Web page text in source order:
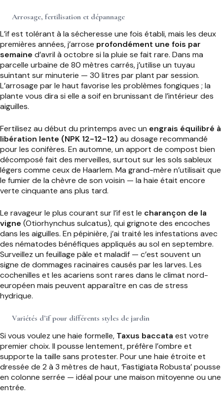
Arrosage, fertilisation et dépannage
L’if est tolérant à la sécheresse une fois établi, mais les deux
premières années, j’arrose profondément une fois par
semaine d’avril à octobre si la pluie se fait rare. Dans ma
parcelle urbaine de 80 mètres carrés, j’utilise un tuyau
suintant sur minuterie — 30 litres par plant par session.
L’arrosage par le haut favorise les problèmes fongiques ; la
plante vous dira si elle a soif en brunissant de l’intérieur des
aiguilles.
Fertilisez au début du printemps avec un engrais équilibré à
libération lente (NPK 12-12-12) au dosage recommandé
pour les conifères. En automne, un apport de compost bien
décomposé fait des merveilles, surtout sur les sols sableux
légers comme ceux de Haarlem. Ma grand-mère n’utilisait que
le fumier de la chèvre de son voisin — la haie était encore
verte cinquante ans plus tard.
Le ravageur le plus courant sur l’if est le charançon de la
vigne (Otiorhynchus sulcatus), qui grignote des encoches
dans les aiguilles. En pépinière, j’ai traité les infestations avec
des nématodes bénéfiques appliqués au sol en septembre.
Surveillez un feuillage pâle et maladif — c’est souvent un
signe de dommages racinaires causés par les larves. Les
cochenilles et les acariens sont rares dans le climat nord-
européen mais peuvent apparaître en cas de stress
hydrique.
Variétés d’if pour différents styles de jardin
Si vous voulez une haie formelle, Taxus baccata est votre
premier choix. Il pousse lentement, préfère l’ombre et
supporte la taille sans protester. Pour une haie étroite et
dressée de 2 à 3 mètres de haut, ‘Fastigiata Robusta’ pousse
en colonne serrée — idéal pour une maison mitoyenne ou une
entrée.